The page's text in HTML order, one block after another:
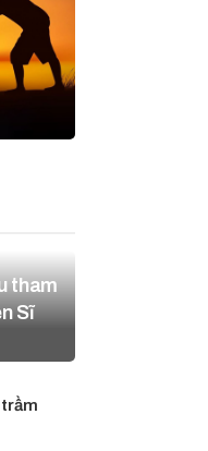
tham
Sĩ